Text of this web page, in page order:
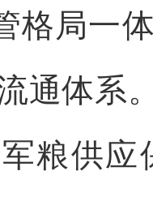
格局一
通体系
粮供